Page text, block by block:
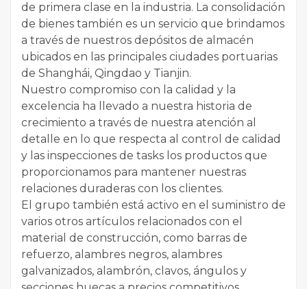
de primera clase en la industria. La consolidación
de bienes también es un servicio que brindamos
a través de nuestros depósitos de almacén
ubicados en las principales ciudades portuarias
de Shanghái, Qingdao y Tianjin.
Nuestro compromiso con la calidad y la
excelencia ha llevado a nuestra historia de
crecimiento a través de nuestra atención al
detalle en lo que respecta al control de calidad
y las inspecciones de tasks los productos que
proporcionamos para mantener nuestras
relaciones duraderas con los clientes.
El grupo también está activo en el suministro de
varios otros artículos relacionados con el
material de construcción, como barras de
refuerzo, alambres negros, alambres
galvanizados, alambrón, clavos, ángulos y